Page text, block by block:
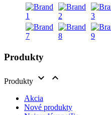
Produkty
Produkty  
Akcia
Nové produkty